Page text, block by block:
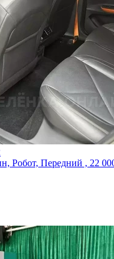
Робот, Передний , 22